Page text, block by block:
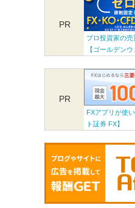
PR
プロ投資家の
【ゴールデン
PR
FXアプリが使
ト証券 FX】